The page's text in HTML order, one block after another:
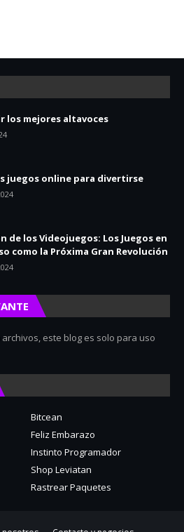
los mejores altavoces
juegos online para divertirse
de los Videojuegos: Los Juegos en
como la Próxima Gran Revolución
este blog es solo para uso
Bitcean
Feliz Embarazo
Instinto Programador
Shop Leviatan
Rastrear Paquetes